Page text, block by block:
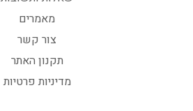
מאמרים
צור קשר
תקנון האתר
מדיניות פרטיות